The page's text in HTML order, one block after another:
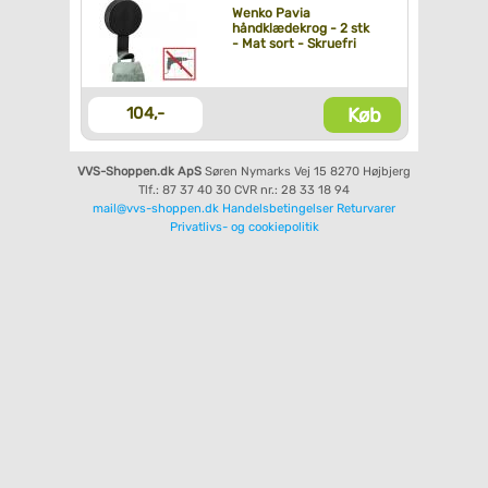
Wenko Pavia
håndklædekrog - 2 stk
- Mat sort - Skruefri
104,- Køb
VVS-Shoppen.dk ApS Søren Nymarks Vej 15 8270 Højbjerg
Tlf.: 87 37 40 30 CVR nr.: 28 33 18 94
mail@vvs-shoppen.dk Handelsbetingelser Returvarer
Privatlivs- og cookiepolitik